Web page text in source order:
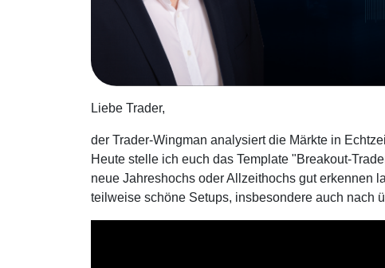
Liebe Trader,
der Trader-Wingman analysiert die Märkte in
Heute stelle ich euch das Template "Breakout-
neue Jahreshochs oder Allzeithochs gut erkennen
teilweise schöne Setups, insbesondere auch nach